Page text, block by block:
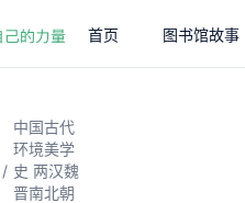
首页 图书馆故事
/
中国古代
环境美学
史 两汉魏
晋南北朝